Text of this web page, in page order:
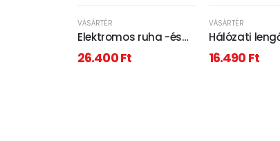
VÁSÁRTÉR
Elektromos ruha -és
törölközőszárító -
230V, 100W
26.400Ft
VÁSÁRTÉR
Hálózati
hosszabbító
16.490Ft